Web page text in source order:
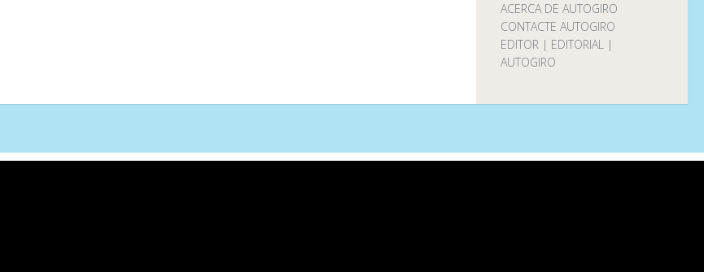
ACERCA DE AUTOGIRO
CONTACTE AUTOGIRO
EDITOR | EDITORIAL |
AUTOGIRO